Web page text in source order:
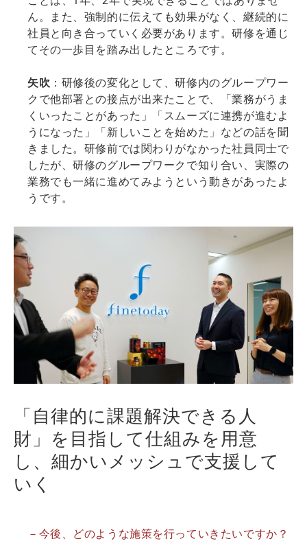
ん。また、強制的に伝えても効果がなく、継続的に
社員と向き合っていく必要があります。研修を通じ
てその一歩目を踏み出したところです。
矢吹 ：研修後の変化として、研修内のグループワー
クで他部署との接点が出来たことで、「業務がうま
くいったことがあった」「スムーズに連携が進むよ
うになった」「新しいことを始めた」などの話を聞
きました。研修前では関わりがなかった社員同士で
したが、研修のグループワークで知り合い、実際の
業務でも一緒に進めてみようという動きがあったよ
うです。
「自律的に課題解決できる人
財」を目指して仕組みを用意
し、細かいメッシュで支援して
いく
－今後、どのような施策を行っていきたいですか？